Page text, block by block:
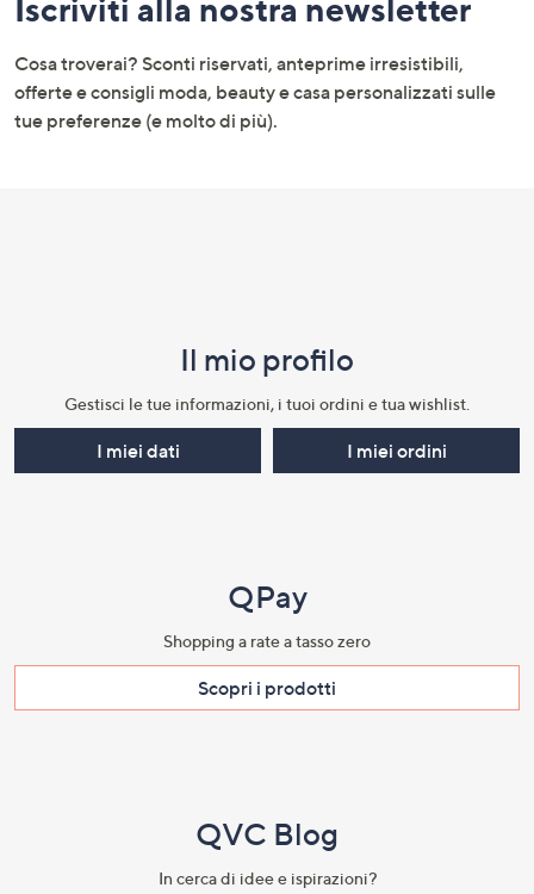
menu
e
informazioni
Iscriviti alla nostra newsletter
Cosa troverai? Sconti riservati, anteprime irresistibili,
offerte e consigli moda, beauty e casa personalizzati sulle
tue preferenze (e molto di più).
Il mio profilo​
Gestisci le tue informazioni, i tuoi ordini e tua wishlist.​
I miei dati I miei ordini
QPay
Shopping a rate a tasso zero​
Scopri i prodotti​
QVC Blog
In cerca di idee e ispirazioni?